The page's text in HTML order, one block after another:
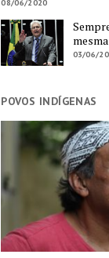
08/06/2020
03/06/
POVOS INDÍGENAS